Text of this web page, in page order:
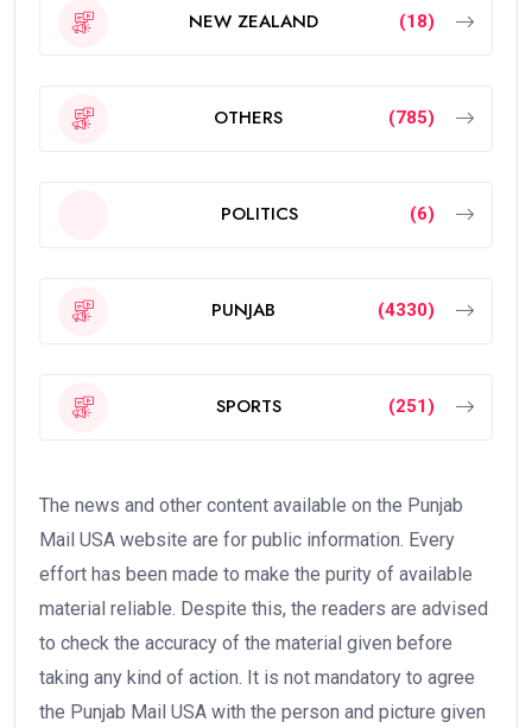
NEW ZEALAND (18)
OTHERS (785)
POLITICS (6)
PUNJAB (4330)
SPORTS (251)
The news and other content available on the Punjab
Mail USA website are for public information. Every
effort has been made to make the purity of available
material reliable. Despite this, the readers are advised
to check the accuracy of the material given before
taking any kind of action. It is not mandatory to agree
the Punjab Mail USA with the person and picture given